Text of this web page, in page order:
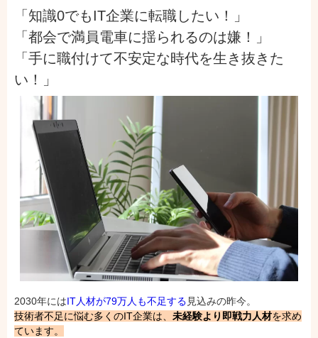
「知識0でもIT企業に転職したい！」
「都会で満員電車に揺られるのは嫌！」
「手に職付けて不安定な時代を生き抜きた
い！」
2030年にはIT人材が79万人も不足する 見込みの昨今。
技術者不足に悩む多くのIT企業は、 未経験より即戦力人材を求め
ています。